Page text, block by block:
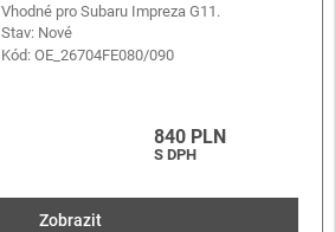
Vhodné pro Subaru Impreza G11.
Stav: Nové
Kód:OE_26704FE080/090
840 PLN
S DPH
Zobrazit